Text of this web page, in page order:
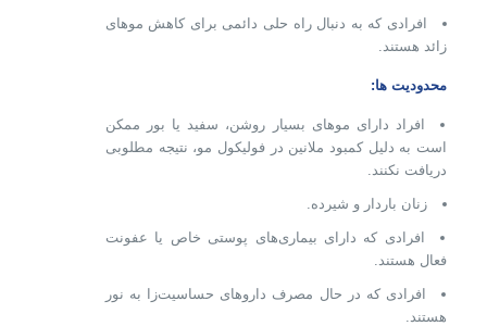
افرادی که به دنبال راه‌ حلی دائمی برای کاهش موهای
زائد هستند.
محدودیت‌ ها:
افراد دارای موهای بسیار روشن، سفید یا بور ممکن
است به دلیل کمبود ملانین در فولیکول مو، نتیجه مطلوبی
دریافت نکنند.
زنان باردار و شیرده.
افرادی که دارای بیماری‌های پوستی خاص یا عفونت
فعال هستند.
افرادی که در حال مصرف داروهای حساسیت‌زا به نور
هستند.